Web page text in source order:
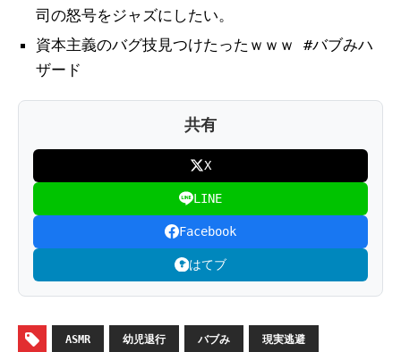
司の怒号をジャズにしたい。
資本主義のバグ技見つけたったｗｗｗ #バブみハ
ザード
共有
X
LINE
Facebook
はてブ
ASMR 幼児退行 バブみ 現実逃避